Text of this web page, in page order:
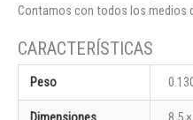
Contamos con todos los medios
Peso